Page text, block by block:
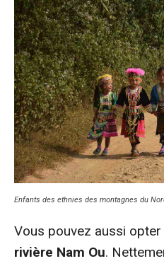
Enfants des ethnies des montagnes du
Vous pouvez aussi
rivière Nam Ou.